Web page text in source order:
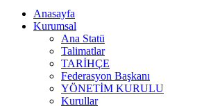
Anasayfa
Kurumsal
Ana Statü
Talimatlar
TARİHÇE
Federasyon Başkanı
YÖNETİM KURULU
Kurullar